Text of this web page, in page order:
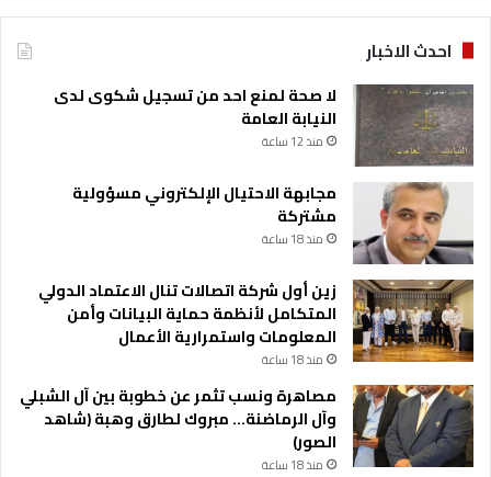
ا
ا
ل
ت
ح
د
ي
ث
ل
ا
س
ق
ر
ا
ر
احدث الاخبار
لا صحة لمنع احد من تسجيل شكوى لدى
النيابة العامة
منذ 12 ساعة
مجابهة الاحتيال الإلكتروني مسؤولية
مشتركة
منذ 18 ساعة
زين أول شركة اتصالات تنال الاعتماد الدولي
المتكامل لأنظمة حماية البيانات وأمن
المعلومات واستمرارية الأعمال
منذ 18 ساعة
مصاهرة ونسب تثمر عن خطوبة بين آل الشبلي
وآل الرماضنة… مبروك لطارق وهبة (شاهد
الصور)
منذ 18 ساعة